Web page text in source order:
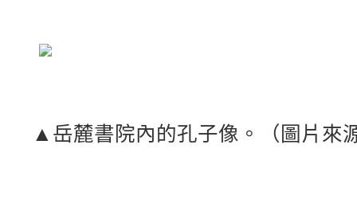
▲岳麓書院內的孔子像。（圖片來